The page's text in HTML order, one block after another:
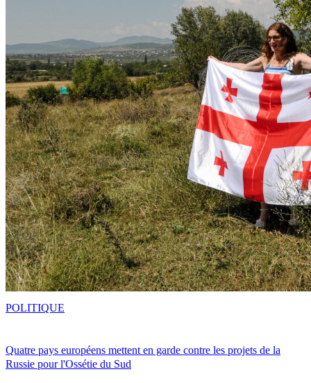
Quatre pays européens mettent en garde contre les projets de la
Russie pour l'Ossétie du Sud
POLITIQUE